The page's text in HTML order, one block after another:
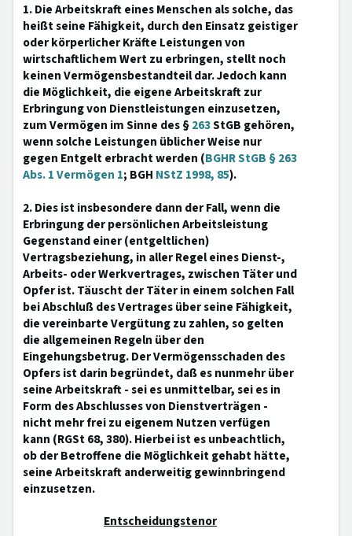
1. Die Arbeitskraft eines Menschen als solche, das
heißt seine Fähigkeit, durch den Einsatz geistiger
oder körperlicher Kräfte Leistungen von
wirtschaftlichem Wert zu erbringen, stellt noch
keinen Vermögensbestandteil dar. Jedoch kann
die Möglichkeit, die eigene Arbeitskraft zur
Erbringung von Dienstleistungen einzusetzen,
zum Vermögen im Sinne des §263StGB gehören,
wenn solche Leistungen üblicher Weise nur
gegen Entgelt erbracht werden (BGHR StGB § 263
Abs. 1 Vermögen 1; BGH NStZ 1998, 85).
2. Dies ist insbesondere dann der Fall, wenn die
Erbringung der persönlichen Arbeitsleistung
Gegenstand einer (entgeltlichen)
Vertragsbeziehung, in aller Regel eines Dienst-,
Arbeits- oder Werkvertrages, zwischen Täter und
Opfer ist. Täuscht der Täter in einem solchen Fall
bei Abschluß des Vertrages über seine Fähigkeit,
die vereinbarte Vergütung zu zahlen, so gelten
die allgemeinen Regeln über den
Eingehungsbetrug. Der Vermögensschaden des
Opfers ist darin begründet, daß es nunmehr über
seine Arbeitskraft - sei es unmittelbar, sei es in
Form des Abschlusses von Dienstverträgen -
nicht mehr frei zu eigenem Nutzen verfügen
kann (RGSt 68, 380). Hierbei ist es unbeachtlich,
ob der Betroffene die Möglichkeit gehabt hätte,
seine Arbeitskraft anderweitig gewinnbringend
einzusetzen.
Entscheidungstenor